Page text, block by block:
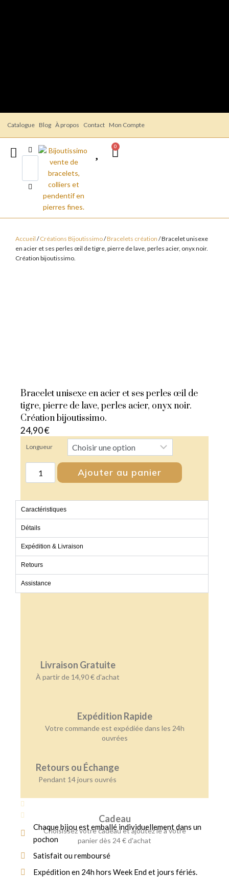
Catalogue Blog À propos Contact Mon Compte
0
Accueil /Créations Bijoutissimo/Bracelets création / Bracelet unisexe
en acier et ses perles œil de tigre, pierre de lave, perles acier, onyx noir.
Création bijoutissimo.
Bracelet unisexe en acier et ses perles œil de
tigre, pierre de lave, perles acier, onyx noir.
Création bijoutissimo.
24,90€
Longueur
Ajouter au panier
Caractéristiques
Détails
Expédition & Livraison
Retours
Assistance
Livraison Gratuite
À partir de 14,90 € d'achat
Expédition Rapide
Votre commande est expédiée dans les 24h
ouvrées
Retours ou Échange
Pendant 14 jours ouvrés
Cadeau
Choisissez votre cadeau et ajoutez le à votre
panier dès 24 € d'achat
Chaque bijou est emballé individuellement dans un
pochon
Satisfait ou remboursé
Expédition en 24h hors Week End et jours fériés.